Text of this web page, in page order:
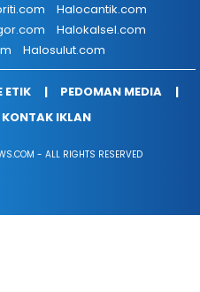
Halocantik.com
Halokalsel.com
Halosulut.com
ETIK
PEDOMAN MEDIA
KONTAK IKLAN
- ALL RIGHTS RESERVED